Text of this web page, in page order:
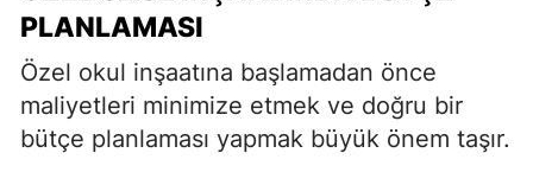
PLANLAMASI
Özel okul inşaatına başlamadan önce
maliyetleri minimize etmek ve doğru bir
bütçe planlaması yapmak büyük önem taşır.